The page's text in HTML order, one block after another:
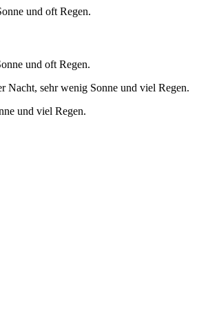
und oft Regen.
und oft Regen.
Nacht, sehr wenig Sonne und viel Regen.
und viel Regen.